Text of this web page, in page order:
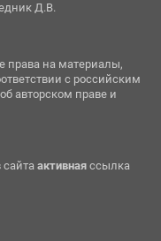
Д.В.
права на материалы,
с российским
авторском праве и
активнаяссылка